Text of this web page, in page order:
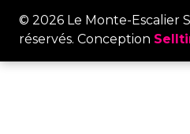
© 2026 Le Monte-Escalier
réservés. Conception